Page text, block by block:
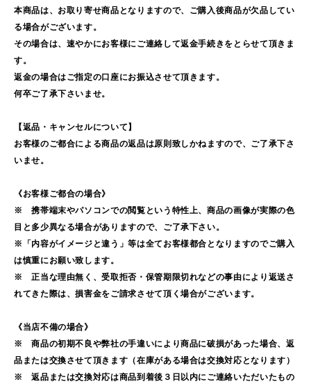
本商品は、お取り寄せ商品となりますので、ご購入後商品が欠品してい
る場合がございます。
その場合は、速やかにお客様にご連絡して返金手続きをとらせて頂きま
す。
返金の場合はご指定の口座にお振込させて頂きます。
何卒ご了承下さいませ。
【返品・キャンセルについて】
お客様のご都合による商品の返品は原則致しかねますので、ご了承下さ
いませ。
《お客様ご都合の場合》
※ 携帯端末やパソコンでの閲覧という特性上、商品の画像が実際の色
目と多少異なる場合がありますので、ご了承下さい。
※「内容がイメージと違う」等は全てお客様都合となりますのでご購入
は慎重にお願い致します。
※ 正当な理由無く、受取拒否・保管期限切れなどの事由により返送さ
れてきた際は、損害金をご請求させて頂く場合がございます。
《当店不備の場合》
※ 商品の初期不良や弊社の手違いにより商品に破損があった場合、返
品または交換させて頂きます（在庫がある場合は交換対応となります）
※ 返品または交換対応は商品到着後３日以内にご連絡いただいたもの